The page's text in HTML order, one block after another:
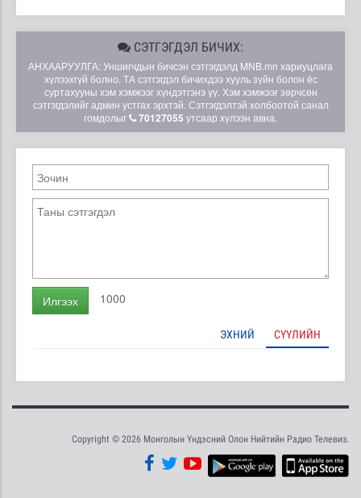
СЭТГЭГДЭЛ БИЧИХ:
АНХААРУУЛГА: Уншигчдын бичсэн сэтгэгдэлд MNB.mn хариуцлага
хүлээхгүй болно. ТА сэтгэгдэл бичихдээ хууль зүйн болон ёс
суртахууны хэм хэмжээг хүндэтгэнэ үү. Хэм хэмжээг зөрчсөн
сэтгэгдэлийг админ устгах эрхтэй. Сэтгэгдэлтэй холбоотой санал
гомдолыг
70127055 утсаар хүлээн авна.
Илгээх 1000
ЭХНИЙ СҮҮЛИЙН
Copyright © 2026 Монголын Үндэсний Олон Нийтийн Радио Телевиз.